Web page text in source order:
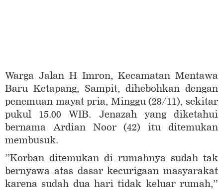
Warga Jalan H Imron, Kecamatan Mentawa
Baru Ketapang, Sampit, dihebohkan dengan
penemuan mayat pria, Minggu (28/11), sekitar
pukul 15.00 WIB. Jenazah yang diketahui
bernama Ardian Noor (42) itu ditemukan
membusuk.
”Korban ditemukan di rumahnya sudah tak
bernyawa atas dasar kecurigaan masyarakat
karena sudah dua hari tidak keluar rumah,”